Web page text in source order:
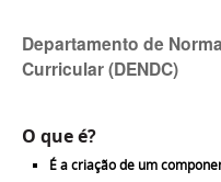
Departamento de
Curricular (DENDC)
O que é?
É a criação de um